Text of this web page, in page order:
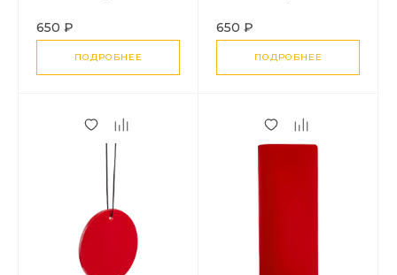
650 ₽
ПОДРОБНЕЕ
650 ₽
ПОДРОБНЕЕ